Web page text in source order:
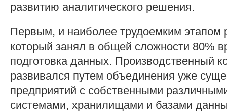
развитию аналитического решения.
Первым, и наиболее трудоемким этапом
который занял в общей сложности 80%
подготовка данных. Производственный
развивался путем объединения уже
предприятий с собственными
системами, хранилищами и базами